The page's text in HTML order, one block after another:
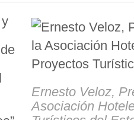
Ernesto Veloz,
Asociación